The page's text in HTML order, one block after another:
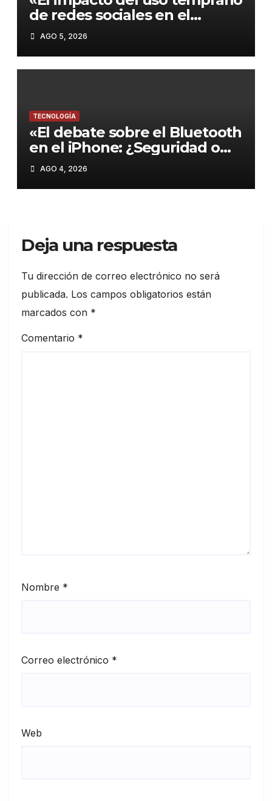
de redes sociales en el
rendimiento académico de
los adolescentes»
AGO 5, 2026
TECNOLOGÍA
«El debate sobre el Bluetooth
en el iPhone: ¿Seguridad o
comodidad?»
AGO 4, 2026
Deja una respuesta
Tu dirección de correo electrónico no será
publicada. Los campos obligatorios están
marcados con *
Comentario *
Nombre *
Correo electrónico *
Web